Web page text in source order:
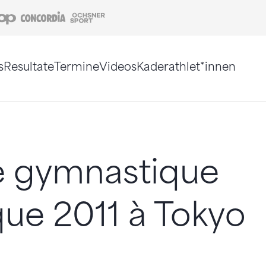
Coop Concordia
ResultateTermineVideosKaderathlet*innen
gymnastique
2011 à Tokyo